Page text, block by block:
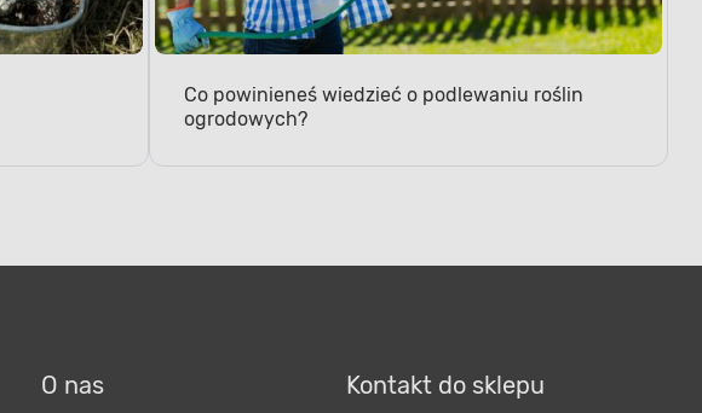
Co powinieneś wiedzieć o podlewaniu roślin
ogrodowych?
O nas Kontakt do sklepu